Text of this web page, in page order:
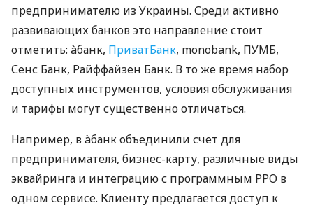
предпринимателю из Украины. Среди активно
развивающих банков это направление стоит
отметить: àбанк, ПриватБанк, monobank, ПУМБ,
Сенс Банк, Райффайзен Банк. В то же время набор
доступных инструментов, условия обслуживания
и тарифы могут существенно отличаться.
Например, в àбанк объединили счет для
предпринимателя, бизнес-карту, различные виды
эквайринга и интеграцию с программным РРО в
одном сервисе. Клиенту предлагается доступ к